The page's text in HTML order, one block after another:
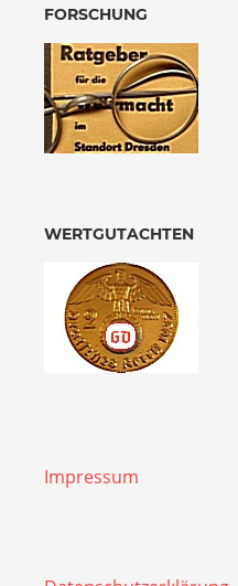
FORSCHUNG
WERTGUTACHTEN
Impressum